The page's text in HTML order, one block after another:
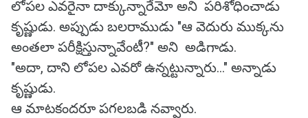
లోపల ఎవరైనా దాక్కున్నారేమో అని పరిశోధించాడు
కృష్ణుడు. అప్పుడు బలరాముడు "ఆ వెదురు ముక్కను
అంతలా పరీక్షిస్తున్నావేంటీ?" అని అడిగాడు.
"అదా, దాని లోపల ఎవరో ఉన్నట్టున్నారు..." అన్నాడు
కృష్ణుడు.
ఆ మాటకందరూ పగలబడి నవ్వారు.